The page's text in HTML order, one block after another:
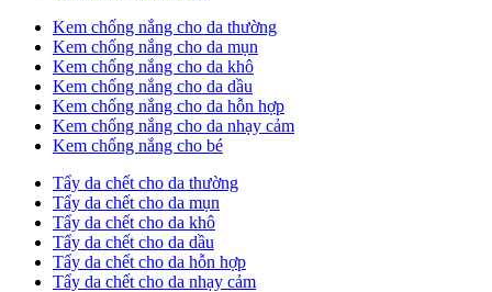
Kem chống nắng cho da thường
Kem chống nắng cho da mụn
Kem chống nắng cho da khô
Kem chống nắng cho da dầu
Kem chống nắng cho da hỗn hợp
Kem chống nắng cho da nhạy cảm
Kem chống nắng cho bé
Tẩy da chết cho da thường
Tẩy da chết cho da mụn
Tẩy da chết cho da khô
Tẩy da chết cho da dầu
Tẩy da chết cho da hỗn hợp
Tẩy da chết cho da nhạy cảm